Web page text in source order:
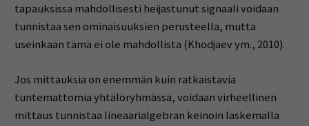
tapauksissa mahdollisesti heijastunut signaali voidaan
tunnistaa sen ominaisuuksien perusteella, mutta
useinkaan tämä ei ole mahdollista (Khodjaev ym., 2010).
Jos mittauksia on enemmän kuin ratkaistavia
tuntemattomia yhtälöryhmässä, voidaan virheellinen
mittaus tunnistaa lineaarialgebran keinoin laskemalla